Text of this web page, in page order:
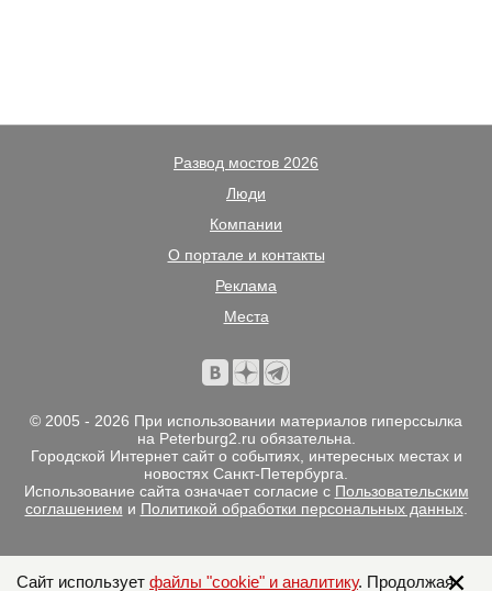
Развод мостов 2026
Люди
Компании
О портале и контакты
Реклама
Места
© 2005 - 2026 При использовании материалов гиперссылка
на Peterburg2.ru обязательна.
Городской Интернет сайт о событиях, интересных местах и
новостях Санкт-Петербурга.
Использование сайта означает согласие с Пользовательским
соглашением и Политикой обработки персональных данных.
Сайт использует файлы "cookie" и аналитику. Продолжая